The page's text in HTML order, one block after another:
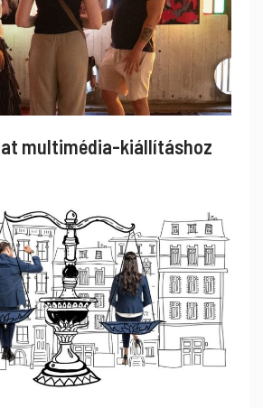
multimédia-kiállításhoz